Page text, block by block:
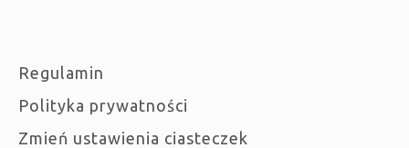
Regulamin
Polityka prywatności
Zmień ustawienia ciasteczek